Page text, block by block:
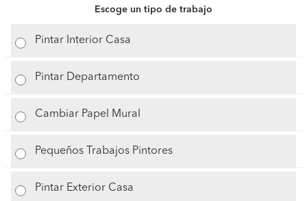
Escoge un tipo de trabajo
Pintar Interior Casa
Pintar Departamento
Cambiar Papel Mural
Pequeños Trabajos Pintores
Pintar Exterior Casa